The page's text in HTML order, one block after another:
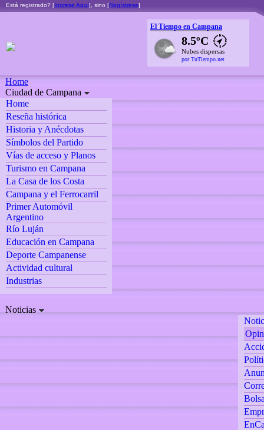
Está registrado? [Ingrese Aquí], sino [Regístrese]
El Tiempo en Campana
8.5ºC
Nubes dispersas
por TuTiempo.net
Home
Ciudad de Campana
Home
Reseña histórica
Historia y Anécdotas
Símbolos del Partido
Vías de acceso y Planos
Turismo en Campana
La Casa de los Costa
Campana y el Ferrocarril
Primer Automóvil
Argentino
Río Luján
Educación en Campana
Deporte Campanense
Actividad cultural
Industrias
Noticias